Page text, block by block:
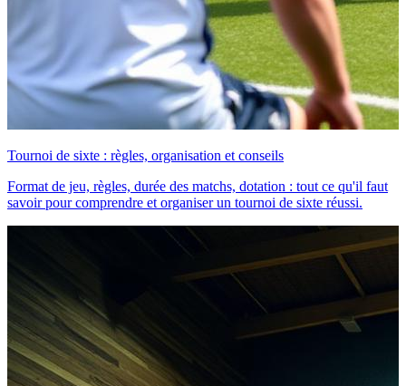
Tournoi de sixte : règles, organisation et conseils
Format de jeu, règles, durée des matchs, dotation : tout ce qu'il faut
savoir pour comprendre et organiser un tournoi de sixte réussi.